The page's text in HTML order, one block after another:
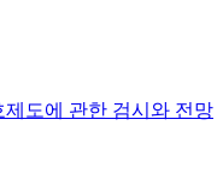
도에 관한 검시와 전망